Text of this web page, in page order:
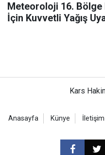
Meteoroloji 16. Bölge
İçin Kuvvetli Yağış
Kars
Anasayfa Künye İletişim